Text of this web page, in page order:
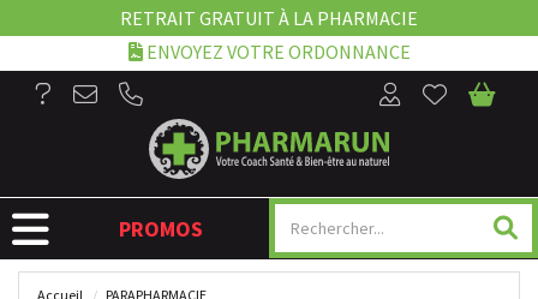
RETRAIT GRATUIT À LA PHARMACIE
ENVOYEZ VOTRE ORDONNANCE
NAVIGATION
PROMOS
Accueil
PARAPHARMACIE